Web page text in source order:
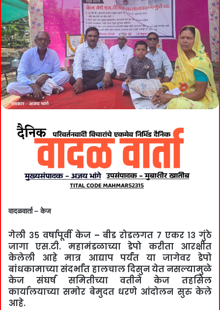
वादळवार्ता – केज
गेली ३५ वर्षापूर्वी केज – बीड रोडलगत ७ एकर १३ गुंठे
जागा एस.टी. महामंडळाच्या डेपो करीता आरक्षीत
केलेली आहे मात्र आद्याप पर्यंत या जागेवर डेपो
बांधकामाच्या संदर्भांत हालचाल दिसुन येत नसल्यामुळे
केज संघर्ष समितीच्या वतीने केज तहसिल
कार्यालयाच्या समोर बेमुदत धरणे आंदोलन सुरु केले
आहे.